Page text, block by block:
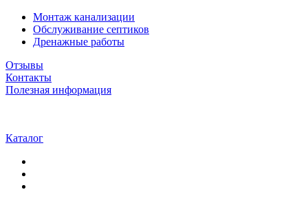
Монтаж канализации
Обслуживание септиков
Дренажные работы
Отзывы
Контакты
Полезная информация
Каталог